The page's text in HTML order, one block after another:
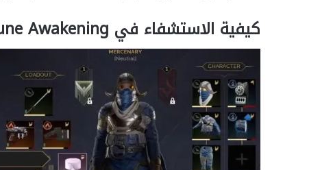
كيفية الاستشفاء في Dune Awakening